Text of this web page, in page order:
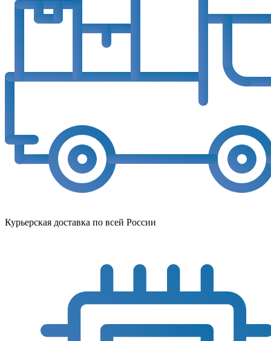
Курьерская доставка по всей России